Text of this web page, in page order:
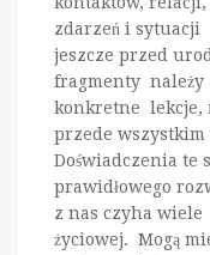
zdarzeń i sytuacji
jeszcze przed
fragmenty należy
konkretne lekcje,
przede
Doświadczenia te
prawidłowego
z nas czyha
życiowej. Mogą